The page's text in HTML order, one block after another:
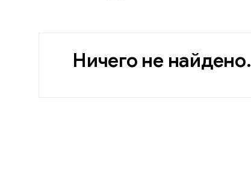
Ничего не найдено.